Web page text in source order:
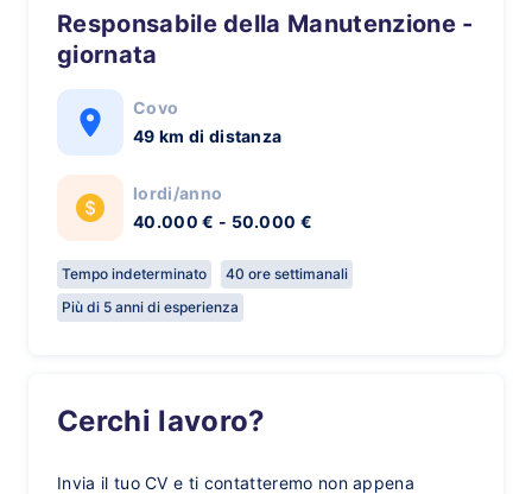
Responsabile della Manutenzione -
giornata
Covo
49 km di distanza
lordi/anno
40.000 € - 50.000 €
Tempo indeterminato
40 ore settimanali
Più di 5 anni di esperienza
Cerchi lavoro?
Invia il tuo CV e ti contatteremo non appena